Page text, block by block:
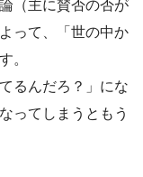
（主に賛否の否が
って、「世の中か
。
るんだろ？」にな
ってしまうともう